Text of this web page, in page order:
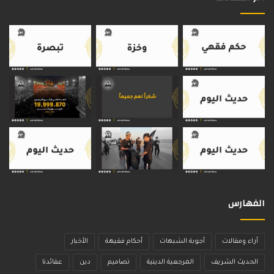
الفهارس
آراء ومقالات أجوبة الشبهات أحكام فقيهة الأخبار
الحديث الشريف المرجعية الدينية تصاميم دين عقائدنا